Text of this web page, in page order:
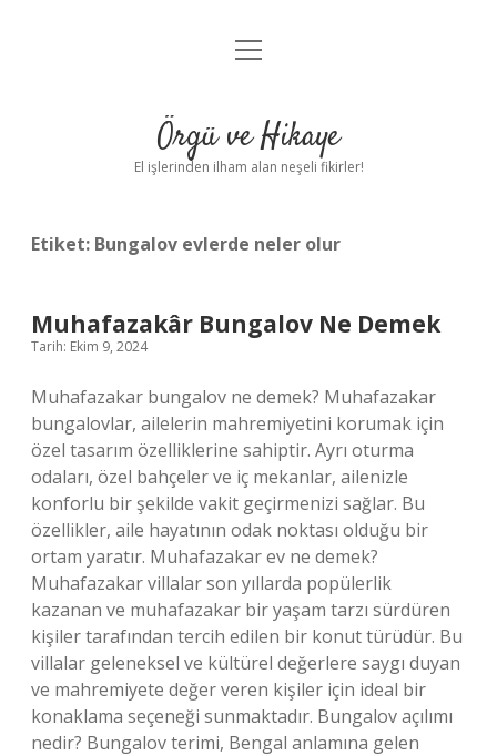
Anasayfa
Yasal Uyarı
menüyü
Örgü ve Hikaye
El işlerinden ilham alan neşeli fikirler!
Etiket: Bungalov evlerde neler olur
Muhafazakâr Bungalov Ne Demek
Tarih: Ekim 9, 2024
Muhafazakar bungalov ne demek? Muhafazakar
bungalovlar, ailelerin mahremiyetini korumak için
özel tasarım özelliklerine sahiptir. Ayrı oturma
odaları, özel bahçeler ve iç mekanlar, ailenizle
konforlu bir şekilde vakit geçirmenizi sağlar. Bu
özellikler, aile hayatının odak noktası olduğu bir
ortam yaratır. Muhafazakar ev ne demek?
Muhafazakar villalar son yıllarda popülerlik
kazanan ve muhafazakar bir yaşam tarzı sürdüren
kişiler tarafından tercih edilen bir konut türüdür. Bu
villalar geleneksel ve kültürel değerlere saygı duyan
ve mahremiyete değer veren kişiler için ideal bir
konaklama seçeneği sunmaktadır. Bungalov açılımı
nedir? Bungalov terimi, Bengal anlamına gelen